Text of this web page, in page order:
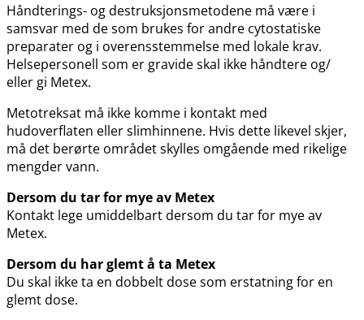
Håndterings- og destruksjonsmetodene må være i
samsvar med de som brukes for andre cytostatiske
preparater og i overensstemmelse med lokale krav.
Helsepersonell som er gravide skal ikke håndtere og​/​
eller gi Metex.
Metotreksat må ikke komme i kontakt med
hudoverflaten eller slimhinnene. Hvis dette likevel skjer,
må det berørte området skylles omgående med rikelige
mengder vann.
Dersom du tar for mye av Metex
Kontakt lege umiddelbart dersom du tar for mye av
Metex.
Dersom du har glemt å ta Metex
Du skal ikke ta en dobbelt dose som erstatning for en
glemt dose.